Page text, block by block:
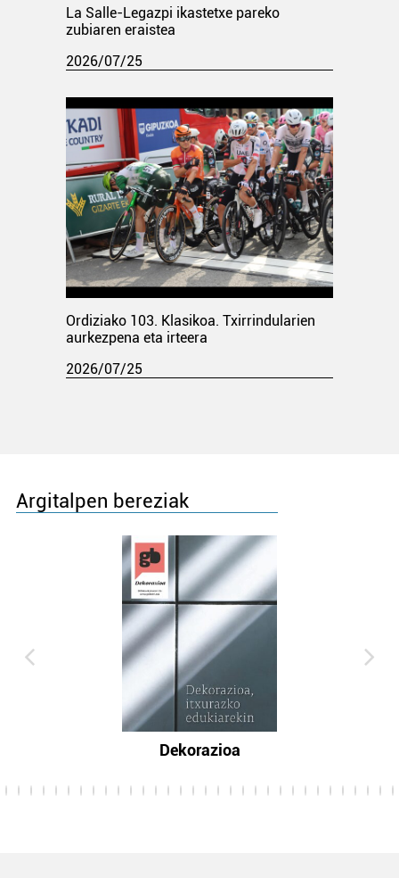
La Salle-Legazpi ikastetxe pareko
zubiaren eraistea
2026/07/25
Ordiziako 103. Klasikoa. Txirrindularien
aurkezpena eta irteera
2026/07/25
Argitalpen bereziak
Dekorazioa